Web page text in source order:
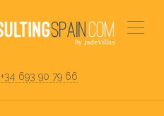
+34 693 90 79 66